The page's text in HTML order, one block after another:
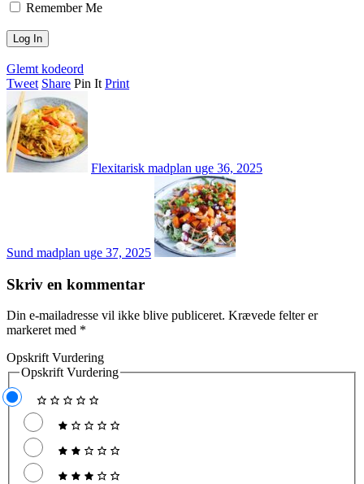
Remember Me
Glemt kodeord
Tweet Share Pin It Print
Flexitarisk madplan uge 36, 2025
Sund madplan uge 37, 2025
Skriv en kommentar
Din e-mailadresse vil ikke blive publiceret. Krævede felter er
markeret med *
Opskrift Vurdering
Opskrift Vurdering